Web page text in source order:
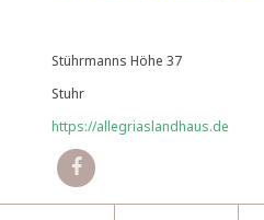
Stührmanns Höhe 37
Stuhr
https://allegriaslandhaus.de